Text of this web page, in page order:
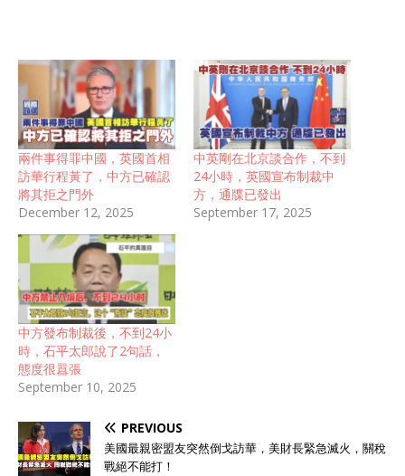
兩件事得罪中國，英國首相
訪華行程黃了，中方已確認
將其拒之門外
December 12, 2025
中英剛在北京談合作，不到
24小時，英國宣布制裁中
方，通牒已發出
September 17, 2025
中方發布制裁後，不到24小
時，石平太郎說了2句話，
態度很囂張
September 10, 2025
PREVIOUS
美國最親密盟友突然倒戈訪華，美財長緊急滅火，關稅
戰絕不能打！